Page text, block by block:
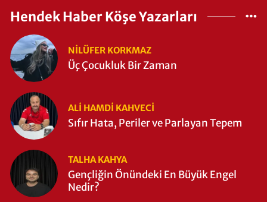
Hendek Haber Köşe Yazarları
NILÜFER KORKMAZ
Üç Çocukluk Bir Zaman
ALI HAMDI KAHVECİ
Sıfır Hata, Periler ve Parlayan Tepem
TALHA KAHYA
Gençliğin Önündeki En Büyük Engel
Nedir?